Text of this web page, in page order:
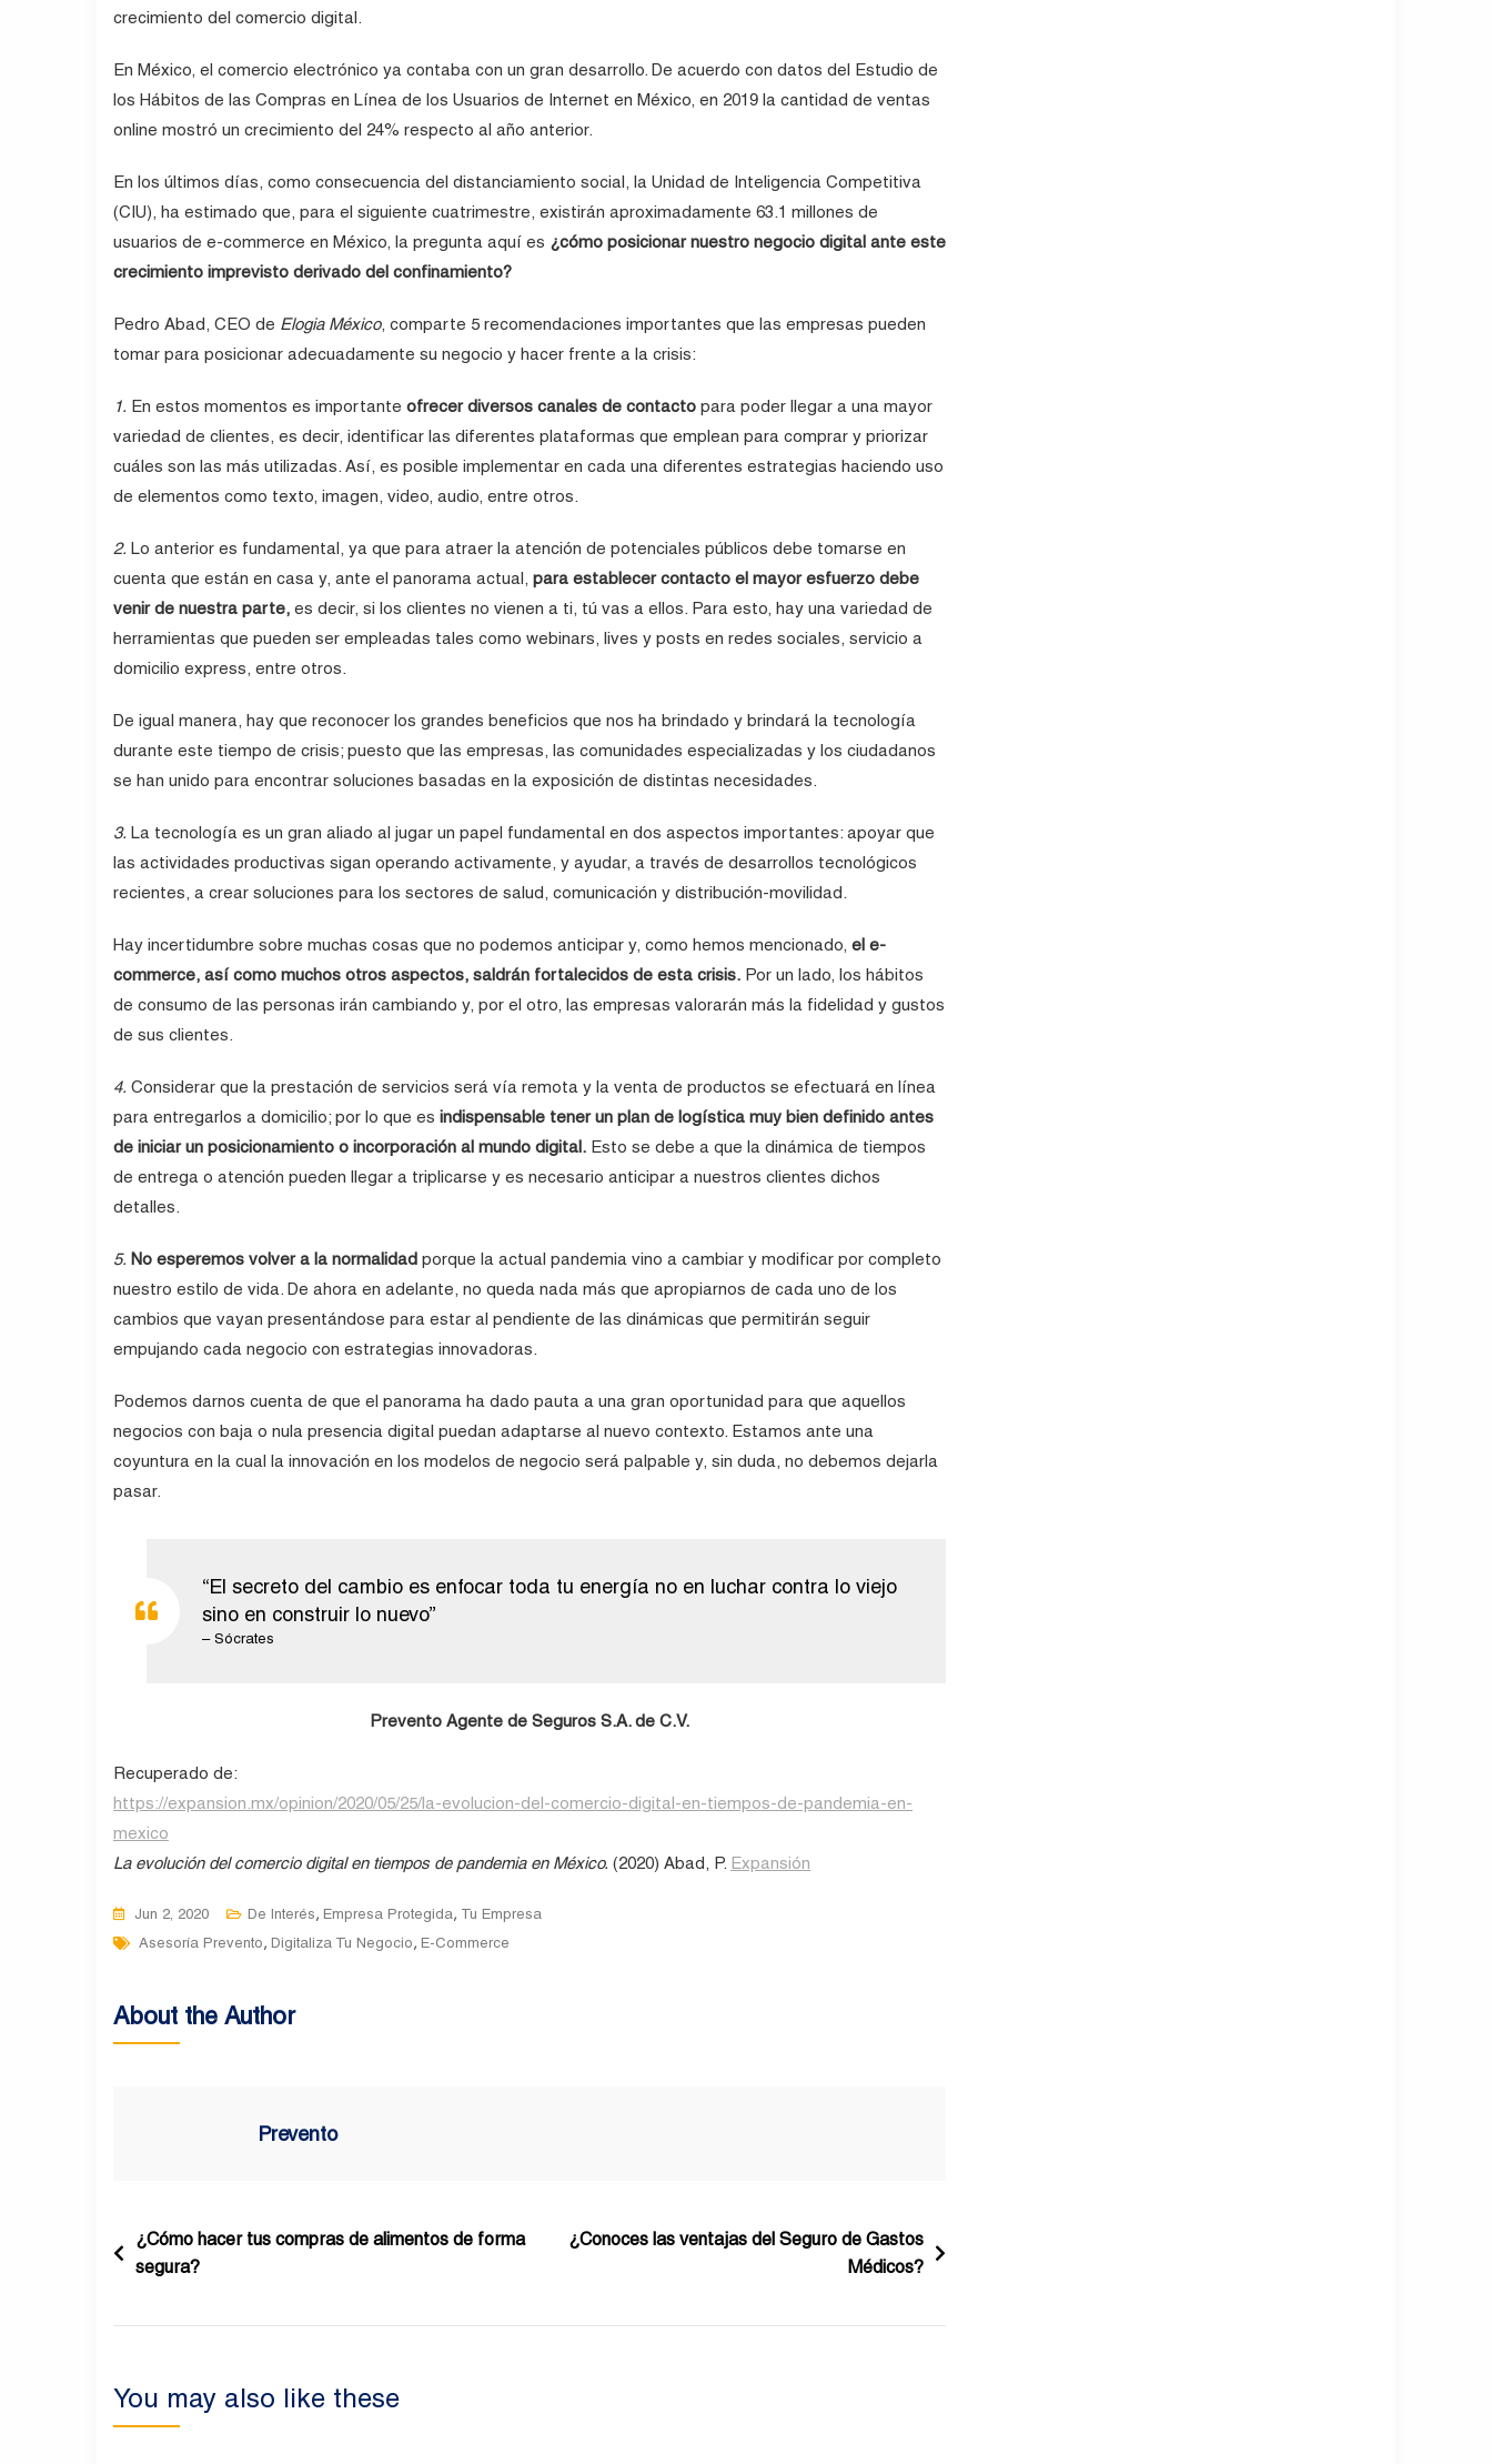
crecimiento del comercio digital.
En México, el comercio electrónico ya contaba con un gran desarrollo. De acuerdo con datos del Estudio de
los Hábitos de las Compras en Línea de los Usuarios de Internet en México, en 2019 la cantidad de ventas
online mostró un crecimiento del 24% respecto al año anterior.
En los últimos días, como consecuencia del distanciamiento social, la Unidad de Inteligencia Competitiva
(CIU), ha estimado que, para el siguiente cuatrimestre, existirán aproximadamente 63.1 millones de
usuarios de e-commerce en México, la pregunta aquí es ¿cómo posicionar nuestro negocio digital ante este
crecimiento imprevisto derivado del confinamiento?
Pedro Abad, CEO de Elogia México, comparte 5 recomendaciones importantes que las empresas pueden
tomar para posicionar adecuadamente su negocio y hacer frente a la crisis:
1. En estos momentos es importante ofrecer diversos canales de contacto para poder llegar a una mayor
variedad de clientes, es decir, identificar las diferentes plataformas que emplean para comprar y priorizar
cuáles son las más utilizadas. Así, es posible implementar en cada una diferentes estrategias haciendo uso
de elementos como texto, imagen, video, audio, entre otros.
2. Lo anterior es fundamental, ya que para atraer la atención de potenciales públicos debe tomarse en
cuenta que están en casa y, ante el panorama actual, para establecer contacto el mayor esfuerzo debe
venir de nuestra parte, es decir, si los clientes no vienen a ti, tú vas a ellos. Para esto, hay una variedad de
herramientas que pueden ser empleadas tales como webinars, lives y posts en redes sociales, servicio a
domicilio express, entre otros.
De igual manera, hay que reconocer los grandes beneficios que nos ha brindado y brindará la tecnología
durante este tiempo de crisis; puesto que las empresas, las comunidades especializadas y los ciudadanos
se han unido para encontrar soluciones basadas en la exposición de distintas necesidades.
3. La tecnología es un gran aliado al jugar un papel fundamental en dos aspectos importantes: apoyar que
las actividades productivas sigan operando activamente, y ayudar, a través de desarrollos tecnológicos
recientes, a crear soluciones para los sectores de salud, comunicación y distribución-movilidad.
Hay incertidumbre sobre muchas cosas que no podemos anticipar y, como hemos mencionado, el e-
commerce, así como muchos otros aspectos, saldrán fortalecidos de esta crisis. Por un lado, los hábitos
de consumo de las personas irán cambiando y, por el otro, las empresas valorarán más la fidelidad y gustos
de sus clientes.
4. Considerar que la prestación de servicios será vía remota y la venta de productos se efectuará en línea
para entregarlos a domicilio; por lo que es indispensable tener un plan de logística muy bien definido antes
de iniciar un posicionamiento o incorporación al mundo digital. Esto se debe a que la dinámica de tiempos
de entrega o atención pueden llegar a triplicarse y es necesario anticipar a nuestros clientes dichos
detalles.
5. No esperemos volver a la normalidad porque la actual pandemia vino a cambiar y modificar por completo
nuestro estilo de vida. De ahora en adelante, no queda nada más que apropiarnos de cada uno de los
cambios que vayan presentándose para estar al pendiente de las dinámicas que permitirán seguir
empujando cada negocio con estrategias innovadoras.
Podemos darnos cuenta de que el panorama ha dado pauta a una gran oportunidad para que aquellos
negocios con baja o nula presencia digital puedan adaptarse al nuevo contexto. Estamos ante una
coyuntura en la cual la innovación en los modelos de negocio será palpable y, sin duda, no debemos dejarla
pasar.
“El secreto del cambio es enfocar toda tu energía no en luchar contra lo viejo
sino en construir lo nuevo”
– Sócrates
Prevento Agente de Seguros S.A. de C.V.
Recuperado de:
https://expansion.mx/opinion/2020/05/25/la-evolucion-del-comercio-digital-en-tiempos-de-pandemia-en-
mexico
La evolución del comercio digital en tiempos de pandemia en México. (2020) Abad, P. Expansión
Jun 2, 2020 De Interés, Empresa Protegida, Tu Empresa
Tags
Asesoría Prevento, Digitaliza Tu Negocio, E-Commerce
About the Author
Prevento
Navegación
de
¿Cómo hacer tus compras de alimentos de forma
segura?
¿Conoces las ventajas del Seguro de Gastos
Médicos?
You may also like these